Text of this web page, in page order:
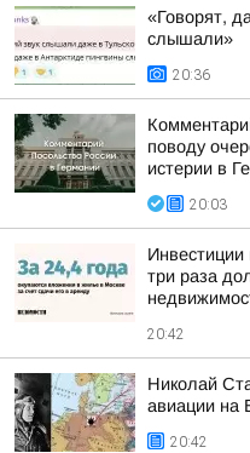
«Говорят,
слышали»
20:36
поводу
истерии в
20:03
три раза
20:42
Николай
авиации на
20:42